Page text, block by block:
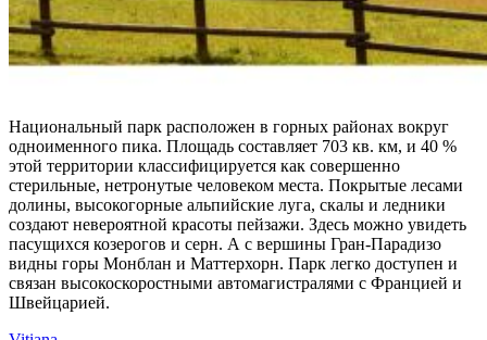
Национальный парк расположен в горных районах вокруг
одноименного пика. Площадь составляет 703 кв. км, и 40 %
этой территории классифицируется как совершенно
стерильные, нетронутые человеком места. Покрытые лесами
долины, высокогорные альпийские луга, скалы и ледники
создают невероятной красоты пейзажи. Здесь можно увидеть
пасущихся козерогов и серн. А с вершины Гран-Парадизо
видны горы Монблан и Маттерхорн. Парк легко доступен и
связан высокоскоростными автомагистралями с Францией и
Швейцарией.